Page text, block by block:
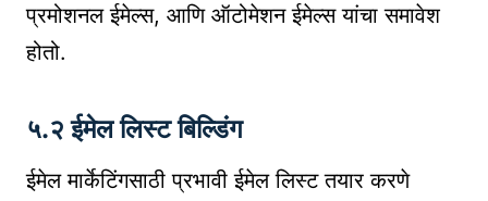
प्रमोशनल ईमेल्स, आणि ऑटोमेशन ईमेल्स यांचा समावेश
होतो.
५.२ ईमेल लिस्ट बिल्डिंग
ईमेल मार्केटिंगसाठी प्रभावी ईमेल लिस्ट तयार करणे